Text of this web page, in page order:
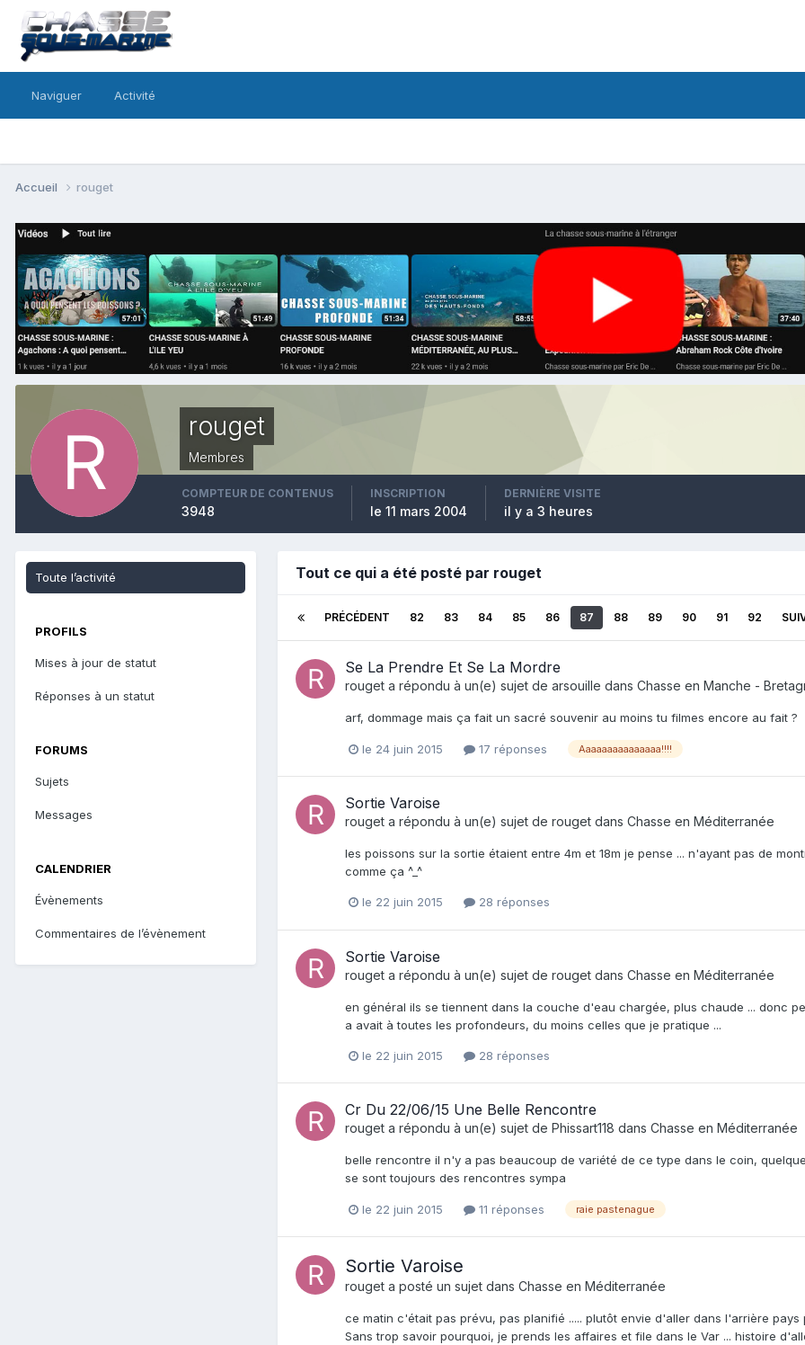
Naviguer Activité
Accueil rouget
rouget
Membres
COMPTEUR DE CONTENUS
3948
INSCRIPTION
le 11 mars 2004
DERNIÈRE VISITE
il y a 3 heures
Toute l’activité
PROFILS
Mises à jour de statut
Réponses à un statut
FORUMS
Sujets
Messages
CALENDRIER
Évènements
Commentaires de l’évènement
Tout ce qui a été posté par rouget
PRÉCÉDENT 82 83 84 85 86 87 88 89 90 91 92
Se La Prendre Et Se La Mordre
rouget a répondu à un(e) sujet de arsouille dans Chasse en Manche -
arf, dommage mais ça fait un sacré souvenir au moins tu filmes encore au fait ?
le 24 juin 2015 17 réponses Aaaaaaaaaaaaaaa!!!!
Sortie Varoise
rouget a répondu à un(e) sujet de rouget dans Chasse en Méditerranée
les poissons sur la sortie étaient entre 4m et 18m je pense ... n'ayant pas de
comme ça ^_^
le 22 juin 2015 28 réponses
Sortie Varoise
rouget a répondu à un(e) sujet de rouget dans Chasse en Méditerranée
en général ils se tiennent dans la couche d'eau chargée, plus chaude ... donc
a avait à toutes les profondeurs, du moins celles que je pratique ...
le 22 juin 2015 28 réponses
Cr Du 22/06/15 Une Belle Rencontre
rouget a répondu à un(e) sujet de Phissart118 dans Chasse en Méditerranée
belle rencontre il n'y a pas beaucoup de variété de ce type dans le coin,
se sont toujours des rencontres sympa
le 22 juin 2015 11 réponses raie pastenague
Sortie Varoise
rouget a posté un sujet dans Chasse en Méditerranée
ce matin c'était pas prévu, pas planifié ..... plutôt envie d'aller dans l'arrière
Sans trop savoir pourquoi, je prends les affaires et file dans le Var ... histoire